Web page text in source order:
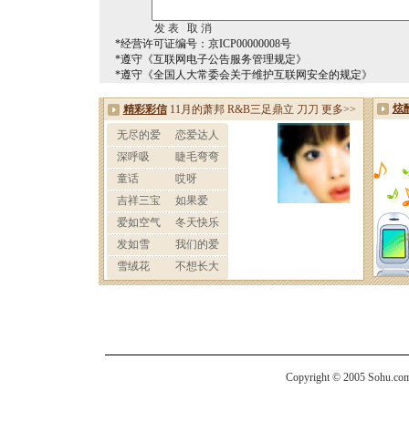
*经营许可证编号：京ICP00000008号
*遵守《互联网电子公告服务管理规定》
*遵守《全国人大常委会关于维护互联网安全的规定》
Copyright © 2005